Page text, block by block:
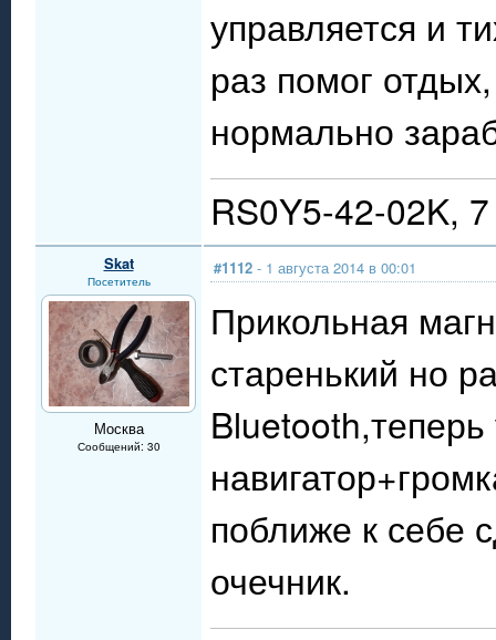
управляется и
раз помог
нормально
RS0Y5-42-02K,
Skat
Посетитель
Москва
Сообщений: 30
#1112 - 1 августа 2014 в 00:01
Прикольная
старенький но
поближе к себе
очечник.